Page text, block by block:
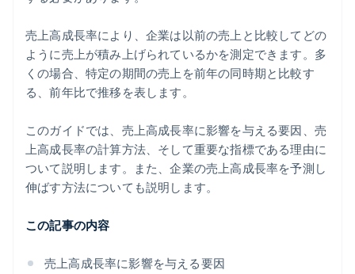
売上高成長率により、企業は以前の売上と比較してどの
ように売上が積み上げられているかを測定できます。多
くの場合、特定の期間の売上を前年の同時期と比較す
る、前年比で推移を表します。
このガイドでは、売上高成長率に影響を与える要因、売
上高成長率の計算方法、そして重要な指標である理由に
ついて説明します。また、企業の売上高成長率を予測し
伸ばす方法についても説明します。
この記事の内容
売上高成長率に影響を与える要因